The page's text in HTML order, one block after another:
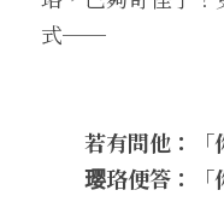
式──
若有問他：「你
璎珞便答：「你